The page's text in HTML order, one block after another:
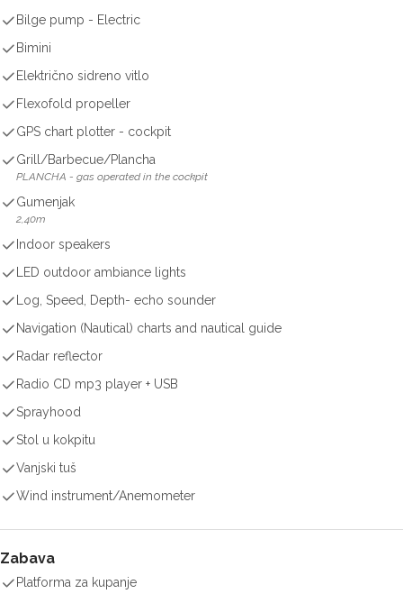
Bilge pump - Electric
Bimini
Električno sidreno vitlo
Flexofold propeller
GPS chart plotter - cockpit
Grill/Barbecue/Plancha
PLANCHA - gas operated in the cockpit
Gumenjak
2,40m
Indoor speakers
LED outdoor ambiance lights
Log, Speed, Depth- echo sounder
Navigation (Nautical) charts and nautical guide
Radar reflector
Radio CD mp3 player + USB
Sprayhood
Stol u kokpitu
Vanjski tuš
Wind instrument/Anemometer
Zabava
Platforma za kupanje